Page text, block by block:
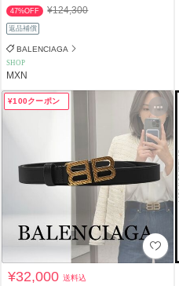
47%OFF ¥124,300
返品補償
BALENCIAGA
SHOP
MXN
¥100クーポン
¥32,000送料込